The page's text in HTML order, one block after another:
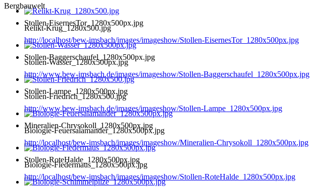
Relikt-Krug_1280x500.jpg
Stollen-Wasser_1280x500px.jpg
Stollen-Friedrich_1280x500.jpg
Biologie-Feuersalamander_1280x500px.jpg
Biologie-Fledermaus_1280x500px.jpg
Bergbauwelt
Stollen-EisernesTor_1280x500px.jpg
http://localhost/bew-imsbach/images/imageshow/Stollen-EisernesTor_1280x500px.jpg
Stollen-Baggerschaufel_1280x500px.jpg
http://www.bew-imsbach.de/images/imageshow/Stollen-Baggerschaufel_1280x500px.jpg
Stollen-Lampe_1280x500px.jpg
http://www.bew-imsbach.de/images/imageshow/Stollen-Lampe_1280x500px.jpg
Mineralien-Chrysokoll_1280x500px.jpg
http://localhost/bew-imsbach/images/imageshow/Mineralien-Chrysokoll_1280x500px.jpg
Stollen-RoteHalde_1280x500px.jpg
http://localhost/bew-imsbach/images/imageshow/Stollen-RoteHalde_1280x500px.jpg